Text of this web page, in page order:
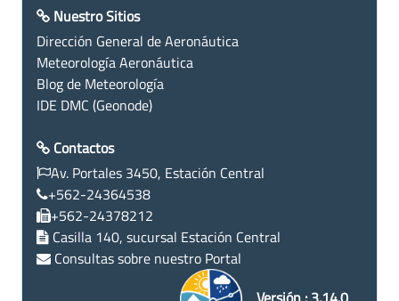
Nuestro Sitios
Dirección General de Aeronáutica
Meteorología Aeronáutica
Blog de Meteorología
IDE DMC (Geonode)
Contactos
Av. Portales 3450, Estación Central
+562-24364538
+562-24378212
Casilla 140, sucursal Estación Central
Consultas sobre nuestro Portal